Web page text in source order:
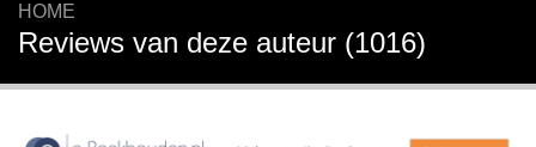
HOME
Reviews van deze auteur (1016)